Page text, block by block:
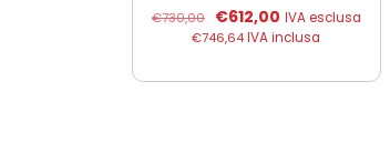
€730,00
Il
prezzo
€612,00Il
prezzo
IVA esclusa
€746,64IVA inclusa